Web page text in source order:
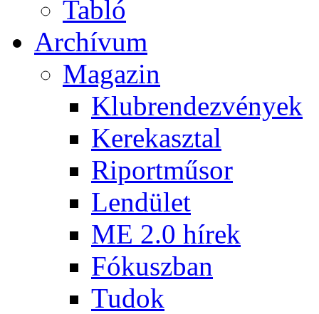
Tabló
Archívum
Magazin
Klubrendezvények
Kerekasztal
Riportműsor
Lendület
ME 2.0 hírek
Fókuszban
Tudok